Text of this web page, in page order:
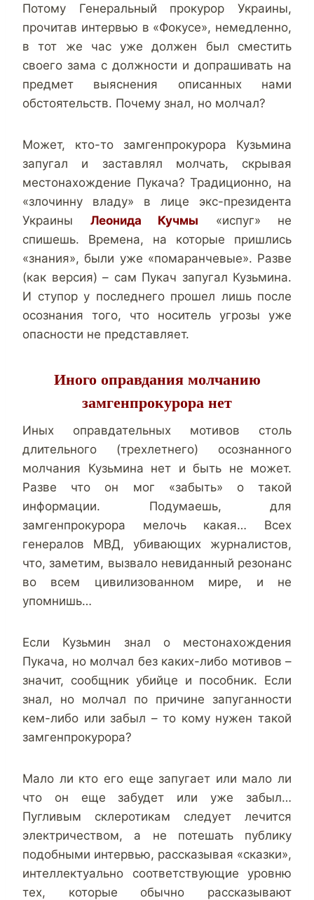
Потому Генеральный прокурор Украины,
прочитав интервью в «Фокусе», немедленно,
в тот же час уже должен был сместить
своего зама с должности и допрашивать на
предмет выяснения описанных нами
обстоятельств. Почему знал, но молчал?
Может, кто-то замгенпрокурора Кузьмина
запугал и заставлял молчать, скрывая
местонахождение Пукача? Традиционно, на
«злочинну владу» в лице экс-президента
Украины Леонида Кучмы «испуг» не
спишешь. Времена, на которые пришлись
«знания», были уже «помаранчевые». Разве
(как версия) – сам Пукач запугал Кузьмина.
И ступор у последнего прошел лишь после
осознания того, что носитель угрозы уже
опасности не представляет.
Иного оправдания молчанию
замгенпрокурора нет
Иных оправдательных мотивов столь
длительного (трехлетнего) осознанного
молчания Кузьмина нет и быть не может.
Разве что он мог «забыть» о такой
информации. Подумаешь, для
замгенпрокурора мелочь какая… Всех
генералов МВД, убивающих журналистов,
что, заметим, вызвало невиданный резонанс
во всем цивилизованном мире, и не
упомнишь…
Если Кузьмин знал о местонахождения
Пукача, но молчал без каких-либо мотивов –
значит, сообщник убийце и пособник. Если
знал, но молчал по причине запуганности
кем-либо или забыл – то кому нужен такой
замгенпрокурора?
Мало ли кто его еще запугает или мало ли
что он еще забудет или уже забыл…
Пугливым склеротикам следует лечится
электричеством, а не потешать публику
подобными интервью, рассказывая «сказки»,
интеллектуально соответствующие уровню
тех, которые обычно рассказывают